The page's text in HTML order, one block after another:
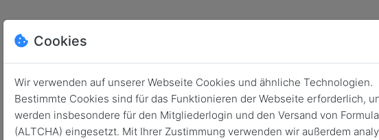
Cookies
Wir verwenden auf unserer Webseite Cookies und ähnliche Technologien.
Bestimmte Cookies sind für das Funktionieren der Webseite erforderlich,
werden insbesondere für den Mitgliederlogin und den Versand von
(ALTCHA) eingesetzt. Mit Ihrer Zustimmung verwenden wir außerdem